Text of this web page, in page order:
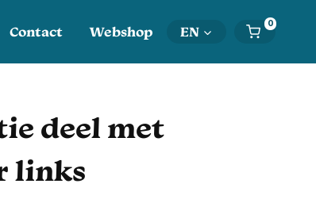
Contact Webshop EN 0
deel met
links